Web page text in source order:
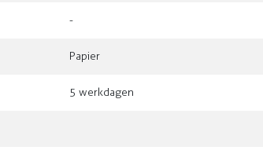
-
Papier
5 werkdagen